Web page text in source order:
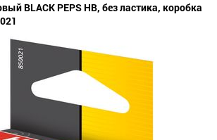
BLACK PEPS HB, без ластика, коробка